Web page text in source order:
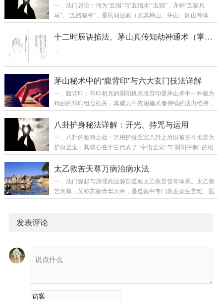
击性存思（观想），将一股强大的 束缚、镇压、头痛欲裂的阴
性信息能量，远程投射、附着于施法目标的 头部泥丸宫（灵魂
一、法门总论：何为“五猖”与“五猖水”“五猖”，亦称“五猖兵
马”、“五路猖神”，是民间法教（尤其梅山、茅山、闾山等体
系）中广泛供奉与调遣的一类 特种兵将。他们并非正统道教天
庭编制的“天兵天将”，而是源于 古代军魂、山精、悍卒、巫觋
为：召之即来，散之无踪，行事迅疾，手段刚猛，专门处理需
十二时辰诀掐法、茅山真传知劫神通术（掌光诀）
茅山秘术中的“腹背印”与六大玄门技法详解
一、腹背印：符印相克的阴阳机关腹背印是茅山术中一种极为
精妙的符印组合机关，其威力不依赖施术者持续的法力维持，
而是通过“印”与“符”之间的位置与阴阳关系自动触发。核心组
件：彖印（镇妖印）：一种特殊的法印，通常刻有“彖”字秘文
有镇压、封锁阴邪之气的天然效力。束魂符：用殄文（一种传
说中专用于沟通鬼神、下达命令的古文字） 书写的符咒。其作
咒能量覆盖的特定范围内，使其无...
八卦护身秘法详解：开光、持咒与运用
一、八卦的独特之处：万用护身至宝八卦之所以被古今推崇为
护身至宝，其核心在于它代表了 “宇宙全息”与“阴阳平衡” 的根
本法则。它不同于许多有禁忌的护身符（如某些材质怕水、某
些神像怕污），八卦纯为符号与理气之凝聚，无相无执，故不
所，是最为方便且效力广大的护身物。随身佩戴：可保个人逢
凶化吉、避开煞气，如同随身携带一个微型的风水平衡仪。悬
太乙救苦天尊万病治病水法
一、法门缘起与原理此法源自道教太乙救苦信仰体系。太乙救
苦天尊，又称东极青华大帝，是道教中专门救度众生苦难、医
治疾病、超拔亡魂的尊神。此法通过诚心祈请、存想观照、符
不必烧开，但须干净。若心存恭敬，可取清晨井水或泉水更
佳。择时定向：时间以清晨日出时分（卯时，5-7点）...
发表评论